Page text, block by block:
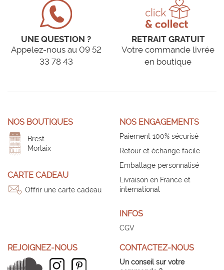
UNE QUESTION ?
Appelez-nous au 09 52
33 78 43
RETRAIT GRATUIT
Votre commande livrée
en boutique
NOS BOUTIQUES
Brest
Morlaix
CARTE CADEAU
Offrir une carte cadeau
NOS ENGAGEMENTS
Paiement 100% sécurisé
Retour et échange facile
Emballage personnalisé
Livraison en France et
international
INFOS
CGV
REJOIGNEZ-NOUS CONTACTEZ-NOUS
Un conseil sur votre